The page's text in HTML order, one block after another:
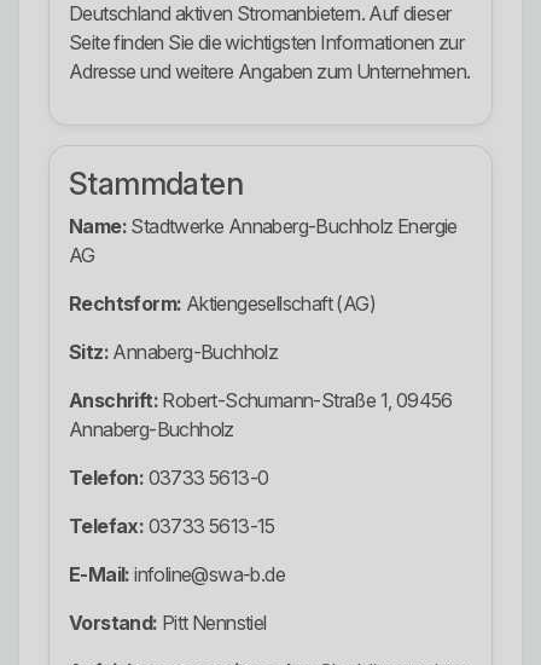
Deutschland aktiven Stromanbietern. Auf dieser
Seite finden Sie die wichtigsten Informationen zur
Adresse und weitere Angaben zum Unternehmen.
Stammdaten
Name: Stadtwerke Annaberg-Buchholz Energie
AG
Rechtsform: Aktiengesellschaft (AG)
Sitz: Annaberg-Buchholz
Anschrift: Robert-Schumann-Straße 1, 09456
Annaberg-Buchholz
Telefon: 03733 5613-0
Telefax: 03733 5613-15
E-Mail: infoline@swa-b.de
Vorstand: Pitt Nennstiel